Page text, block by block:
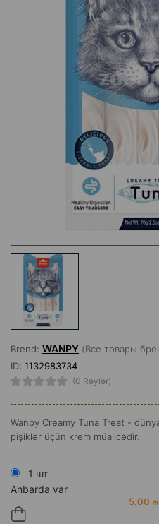
Brend: WANPY (Все товары
ID: 1132983734
(0 Rəylər)
Wanpy Creamy Tuna Treat -
pişiklər üçün krem müalicədir.
1 шт
Anbarda var
5.00 ₼